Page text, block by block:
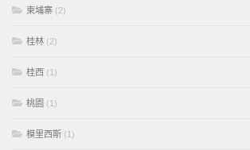
柬埔寨 (2)
桂林 (2)
桂西 (1)
桃園 (1)
模里西斯 (1)